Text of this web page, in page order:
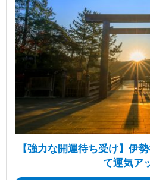
【強力な開運待ち受け】伊
て運気ア